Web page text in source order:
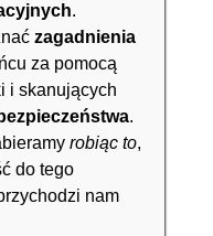
.
zagadnienia
za pomocą
i skanujących
.
robiąc to,
do tego
nam